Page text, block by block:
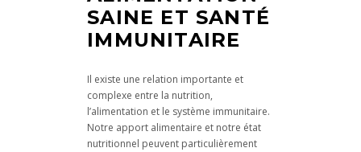
SAINE ET SANTÉ
IMMUNITAIRE
Il existe une relation importante et
complexe entre la nutrition,
l’alimentation et le système immunitaire.
Notre apport alimentaire et notre état
nutritionnel peuvent particulièrement